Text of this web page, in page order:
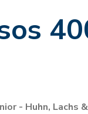
- Huhn, Lachs